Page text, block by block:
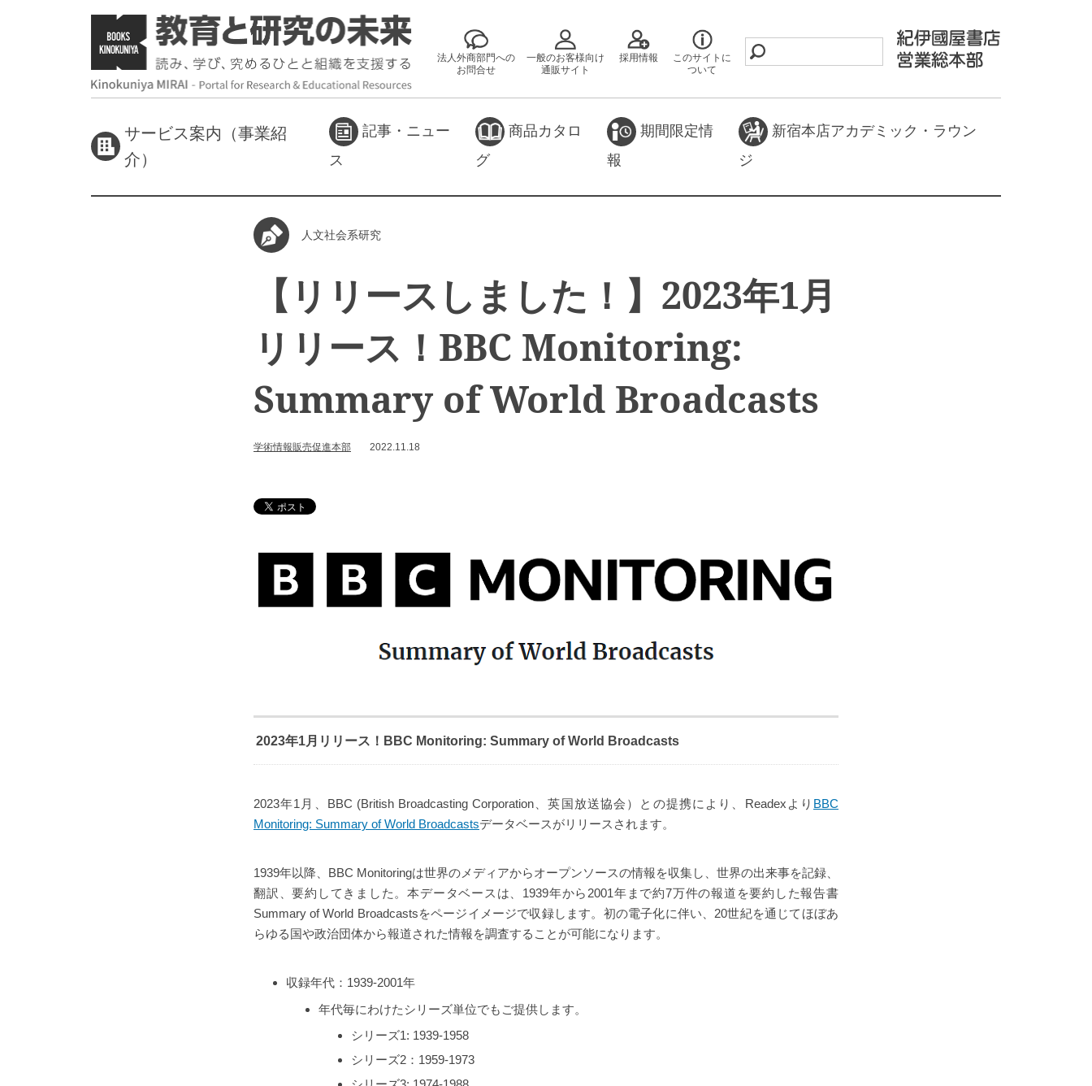
法人外商部門への
お問合せ
一般のお客様向け
通販サイト
採用情報
このサイトに
ついて
サービス案内（事業紹
介）
記事・ニュー
ス
商品カタロ
グ
期間限定情
報
新宿本店アカデミック・ラウン
ジ
人文社会系研究
【リリースしました！】2023年1月
リリース！BBC Monitoring:
Summary of World Broadcasts
学術情報販売促進本部 2022.11.18
2023年1月リリース！BBC Monitoring: Summary of World Broadcasts
2023年1月、BBC (British Broadcasting Corporation、英国放送協会）との提携により、Readexより BBC
Monitoring: Summary of World Broadcastsデータベースがリリースされます。
1939年以降、BBC Monitoringは世界のメディアからオープンソースの情報を収集し、世界の出来事を記録、
翻訳、要約してきました。本データベースは、1939年から2001年まで約7万件の報道を要約した報告書
Summary of World Broadcastsをページイメージで収録します。初の電子化に伴い、20世紀を通じてほぼあ
らゆる国や政治団体から報道された情報を調査することが可能になります。
収録年代：1939-2001年
年代毎にわけたシリーズ単位でもご提供します。
シリーズ1: 1939-1958
シリーズ2：1959-1973